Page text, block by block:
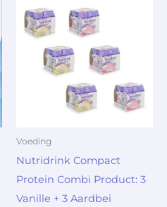
Voeding
Nutridrink Compact
Protein Combi Product: 3
Vanille + 3 Aardbei